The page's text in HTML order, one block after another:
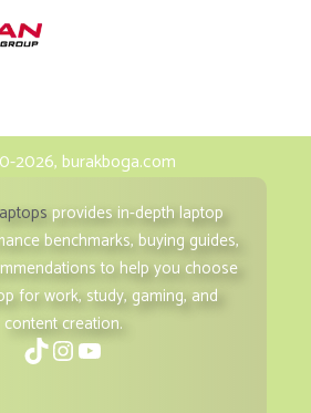
2026, burakboga.com
provides in-depth laptop
benchmarks, buying guides,
to help you choose
for work, study, gaming, and
content creation.
TikTok
Instagram
YouTube